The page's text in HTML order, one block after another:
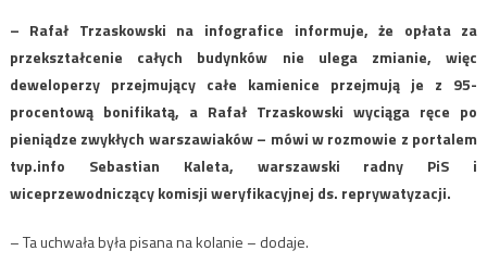
– Rafał Trzaskowski na infografice informuje, że opłata za
przekształcenie całych budynków nie ulega zmianie, więc
deweloperzy przejmujący całe kamienice przejmują je z 95-
procentową bonifikatą, a Rafał Trzaskowski wyciąga ręce po
pieniądze zwykłych warszawiaków – mówi w rozmowie z portalem
tvp.info Sebastian Kaleta, warszawski radny PiS i
wiceprzewodniczący komisji weryfikacyjnej ds. reprywatyzacji.
– Ta uchwała była pisana na kolanie – dodaje.